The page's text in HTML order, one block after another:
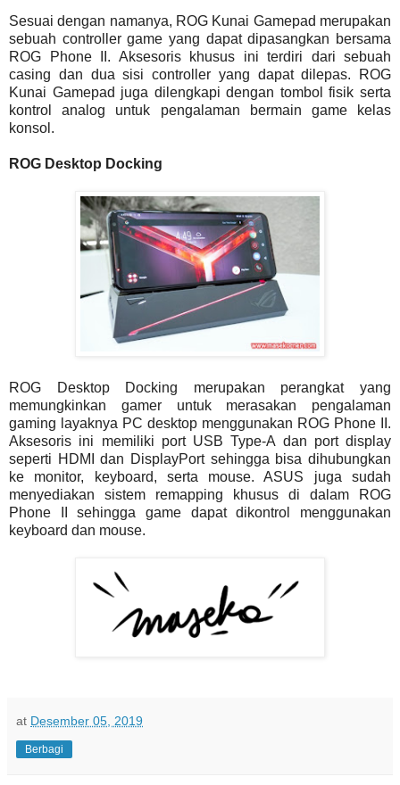
Sesuai dengan namanya, ROG Kunai Gamepad merupakan
sebuah controller game yang dapat dipasangkan bersama
ROG Phone II. Aksesoris khusus ini terdiri dari sebuah
casing dan dua sisi controller yang dapat dilepas. ROG
Kunai Gamepad juga dilengkapi dengan tombol fisik serta
kontrol analog untuk pengalaman bermain game kelas
konsol.
ROG Desktop Docking
ROG Desktop Docking merupakan perangkat yang
memungkinkan gamer untuk merasakan pengalaman
gaming layaknya PC desktop menggunakan ROG Phone II.
Aksesoris ini memiliki port USB Type-A dan port display
seperti HDMI dan DisplayPort sehingga bisa dihubungkan
ke monitor, keyboard, serta mouse. ASUS juga sudah
menyediakan sistem remapping khusus di dalam ROG
Phone II sehingga game dapat dikontrol menggunakan
keyboard dan mouse.
at Desember 05, 2019
Berbagi